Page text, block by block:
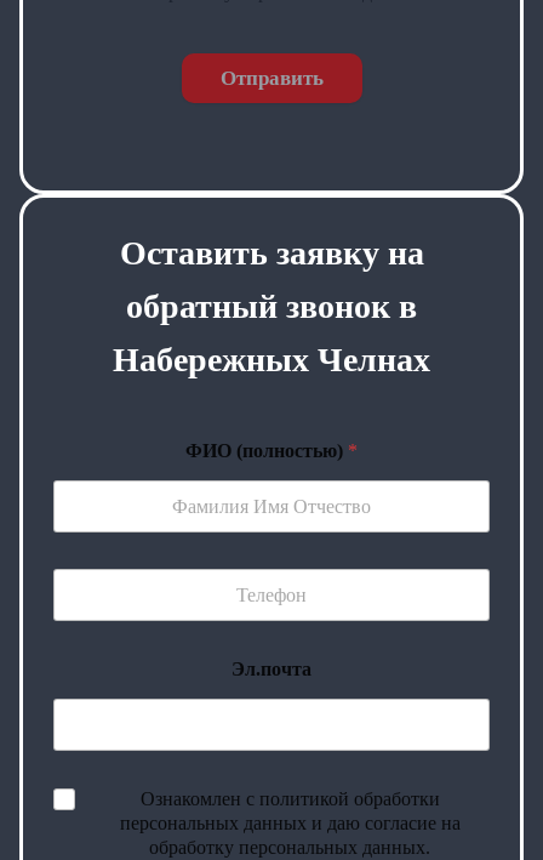
Отправить
Оставить заявку на
обратный звонок в
Набережных Челнах
ФИО (полностью) *
Эл.почта
Ознакомлен с политикой обработки
персональных данных и даю согласие на
обработку персональных данных.